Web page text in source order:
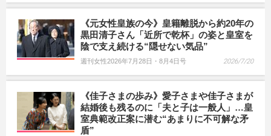
《元女性皇族の今》皇籍離脱から約20年の
黒田清子さん「近所で乾杯」の姿と皇室を
陰で支え続ける“隠せない気品”
週刊女性2026年7月28日・8月4日号 2026/7/20
《佳子さまの歩み》愛子さまや佳子さまが
結婚後も残るのに「夫と子は一般人」…皇
室典範改正案に潜む“あまりに不可解な矛
盾”